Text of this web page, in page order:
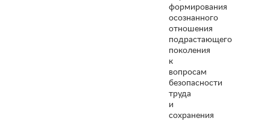
формирования
осознанного
отношения
подрастающего
поколения
к
вопросам
безопасности
труда
и
сохранения